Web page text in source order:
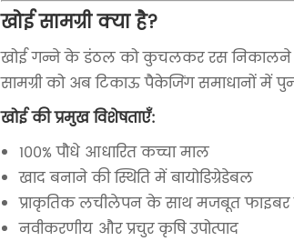
खोई सामग्री क्या है?
खोई गन्ने के डंठल को कुचलकर रस निकालने के
सामग्री को अब टिकाऊ पैकेजिंग समाधानों में
खोई की प्रमुख विशेषताएँ:
100% पौधे आधारित कच्चा माल
खाद बनाने की स्थिति में बायोडिग्रेडेबल
प्राकृतिक लचीलेपन के साथ मजबूत फाइबर
नवीकरणीय और प्रचुर कृषि उपोत्पाद